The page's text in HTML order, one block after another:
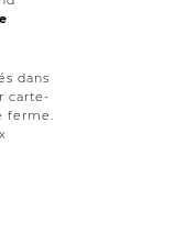
dans
carte-
ferme.